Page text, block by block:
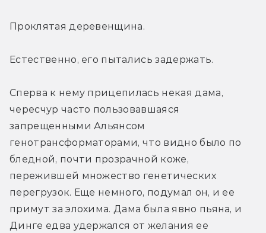
Проклятая деревенщина.
Естественно, его пытались задержать.
Сперва к нему прицепилась некая дама,
чересчур часто пользовавшаяся
запрещенными Альянсом
генотрансформаторами, что видно было по
бледной, почти прозрачной коже,
пережившей множество генетических
перегрузок. Еще немного, подумал он, и ее
примут за элохима. Дама была явно пьяна, и
Динге едва удержался от желания ее